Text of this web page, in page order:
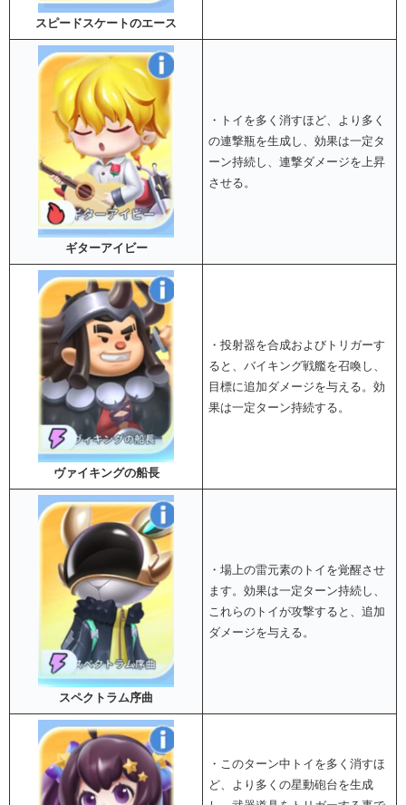
スピードスケートのエース
ギターアイビー
・トイを多く消すほど、より多く
の連撃瓶を生成し、効果は一定タ
ーン持続し、連撃ダメージを上昇
させる。
ヴァイキングの船長
・投射器を合成およびトリガーす
ると、バイキング戦艦を召喚し、
目標に追加ダメージを与える。効
果は一定ターン持続する。
スペクトラム序曲
・場上の雷元素のトイを覚醒させ
ます。効果は一定ターン持続し、
これらのトイが攻撃すると、追加
ダメージを与える。
・このターン中トイを多く消すほ
ど、より多くの星動砲台を生成